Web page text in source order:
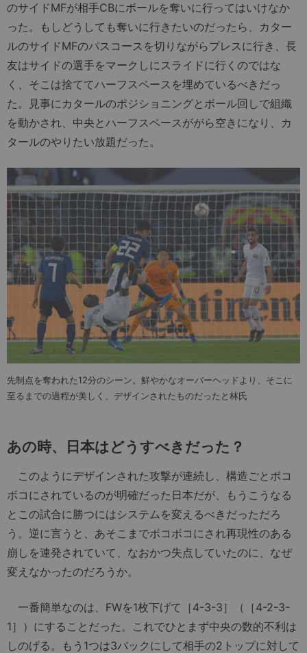
のサイドMFが相手CBにボールを奪いに行ってはいけなか
った。もしどうしても奪いに行きたいのだったら、カター
ルのサイドMFのパスコースを切りながらプレスに行き、長
友はサイドの選手をマークしにスライドに行くのではな
く、そこは捨ててハーフスペースを埋めているべきだっ
た。見事にカタールのポジショニングとボール回しで組織
を動かされ、中央とハーフスペースががら空きになり、カ
タールのやりたい放題だった。
先制点を奪われた12分のシーン。鮮やかなオーバーヘッドより、そこに
至るまでの過程が美しく、デザインされたものだったと林氏
あの時、日本はどうすべきだった？
このようにデザインされた攻撃が連続し、構造ごとボコ
ボコにされているのが明確だった日本だが、もうこうなる
とこの試合に勝つにはシステムを変えるべきだっただろ
う。逆に言うと、あそこまでボコボコにされ再現性のある
崩しを連発されていて、なおかつ失点していたのに、なぜ
変えなかったのだろうか。
一番簡単なのは、FWを1枚下げて［4-3-3］（［4-2-3-
1］）にすることだった。これでひとまず中央の数的不利は
しのげる。もう1つは3バックにして相手の2トップに対して